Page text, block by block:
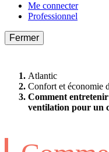
Me connecter
Professionnel
Fermer
Atlantic
Confort et économie
Comment
ventilation pour un